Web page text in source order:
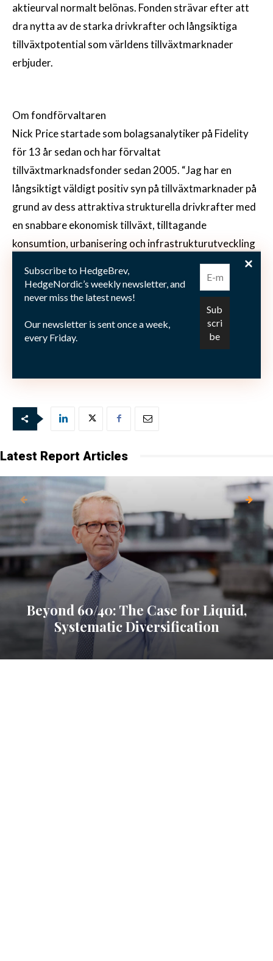
aktieurval normalt belönas. Fonden strävar efter att
dra nytta av de starka drivkrafter och långsiktiga
tillväxtpotential som världens tillväxtmarknader
erbjuder.
Om fondförvaltaren
Nick Price startade som bolagsanalytiker på Fidelity
för 13 år sedan och har förvaltat
tillväxtmarknadsfonder sedan 2005. “Jag har en
långsiktigt väldigt positiv syn på tillväxtmarknader på
grund av dess attraktiva strukturella drivkrafter med
en snabbare ekonomisk tillväxt, tilltagande
konsumtion, urbanisering och infrastrukturutveckling
och god tillgång på råvaror. Den nya fonden ger
investerare en möjlighet att ta del av de idéer som vårt
tillväxtmarknadsteam har störst tro på”.
Subscribe to HedgeBrev,
HedgeNordic’s weekly newsletter, and
never miss the latest news!
Our newsletter is sent once a week,
every Friday.
Latest Report Articles
Beyond 60/40: The Case for Liquid,
Systematic Diversification